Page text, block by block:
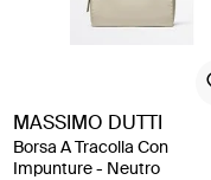
MASSIMO DUTTI
Borsa A Tracolla Con
Impunture - Neutro